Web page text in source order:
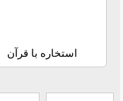
استخاره با قرآن